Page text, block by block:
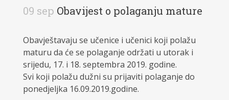
09 sep Obavijest o polaganju mature
Obavještavaju se učenice i učenici koji polažu
maturu da će se polaganje održati u utorak i
srijedu, 17. i 18. septembra 2019. godine.
Svi koji polažu dužni su prijaviti polaganje do
ponedjeljka 16.09.2019.godine.